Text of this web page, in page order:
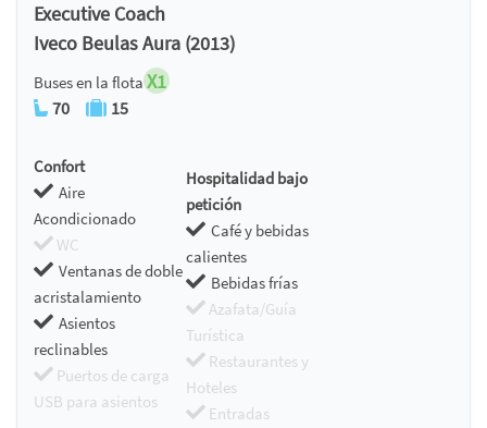
Executive Coach
Iveco Beulas Aura (2013)
Buses en la flota X1
70 15
Confort
Aire
Acondicionado
WC
Ventanas de doble
acristalamiento
Asientos
reclinables
Puertos de carga
USB para asientos
Hospitalidad bajo
petición
Café y bebidas
calientes
Bebidas frías
Azafata/Guía
Turística
Restaurantes y
Hoteles
Entradas